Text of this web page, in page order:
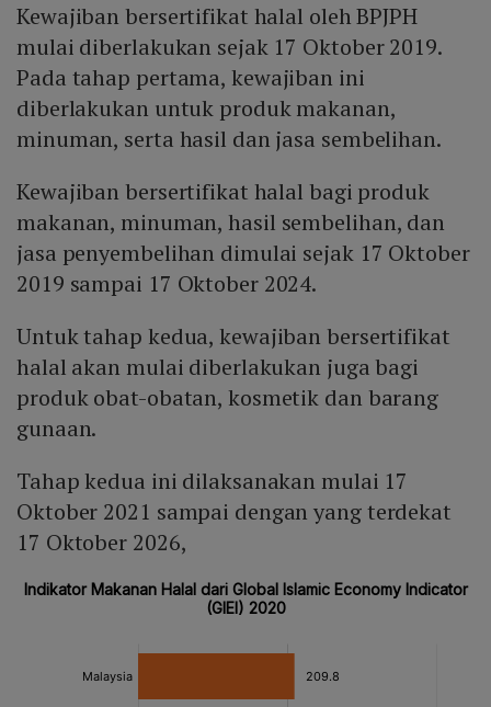
Kewajiban bersertifikat halal oleh BPJPH
mulai diberlakukan sejak 17 Oktober 2019.
Pada tahap pertama, kewajiban ini
diberlakukan untuk produk makanan,
minuman, serta hasil dan jasa sembelihan.
Kewajiban bersertifikat halal bagi produk
makanan, minuman, hasil sembelihan, dan
jasa penyembelihan dimulai sejak 17 Oktober
2019 sampai 17 Oktober 2024.
Untuk tahap kedua, kewajiban bersertifikat
halal akan mulai diberlakukan juga bagi
produk obat-obatan, kosmetik dan barang
gunaan.
Tahap kedua ini dilaksanakan mulai 17
Oktober 2021 sampai dengan yang terdekat
17 Oktober 2026,